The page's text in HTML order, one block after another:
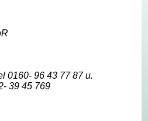
0160- 96 43 77 87 u.
39 45 769